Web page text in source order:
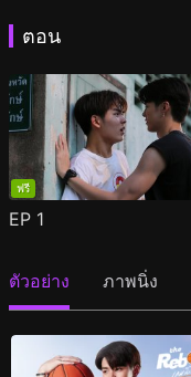
ตอน
ฟรี
EP 1
ตัวอย่าง ภาพนิ่ง